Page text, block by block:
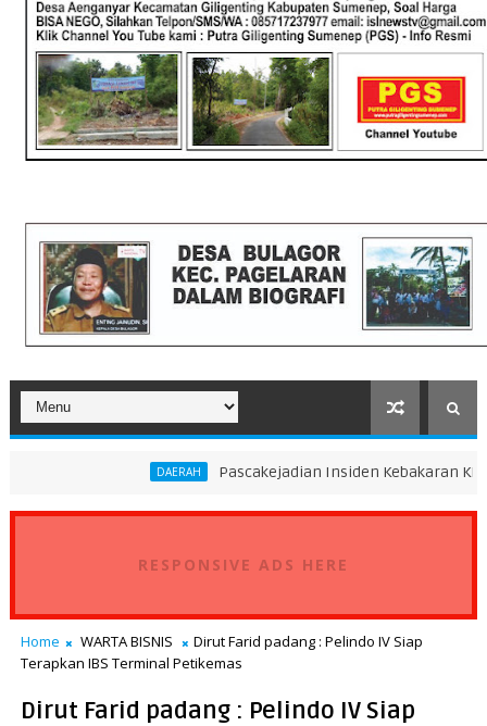
Pascakejadian Insiden Kebakaran KMP Mutiara
RESPONSIVE ADS HERE
Home WARTA BISNIS
Dirut Farid padang : Pelindo IV Siap
Terapkan IBS Terminal Petikemas
Dirut Farid padang : Pelindo IV Siap